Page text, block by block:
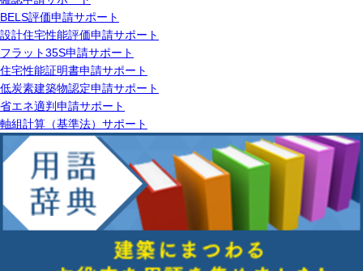
BELS評価申請サポート
設計住宅性能評価申請サポート
フラット35S申請サポート
住宅性能証明書申請サポート
低炭素建築物認定申請サポート
省エネ適判申請サポート
軸組計算（基準法）サポート